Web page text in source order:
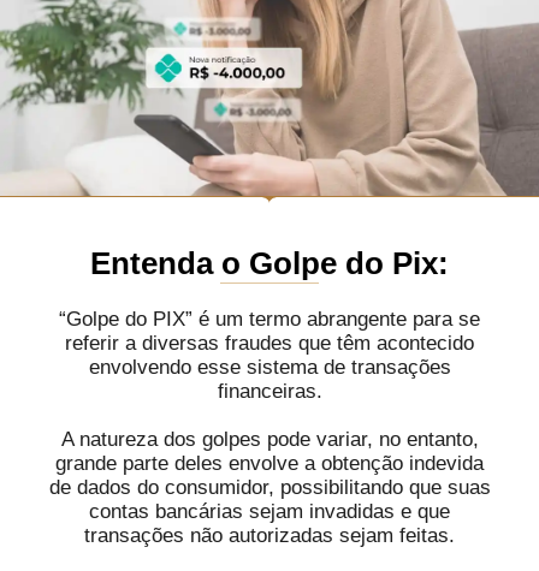
Entenda o Golpe do Pix:
“Golpe do PIX” é um termo abrangente para se
referir a diversas fraudes que têm acontecido
envolvendo esse sistema de transações
financeiras.
A natureza dos golpes pode variar, no entanto,
grande parte deles envolve a obtenção indevida
de dados do consumidor, possibilitando que suas
contas bancárias sejam invadidas e que
transações não autorizadas sejam feitas.